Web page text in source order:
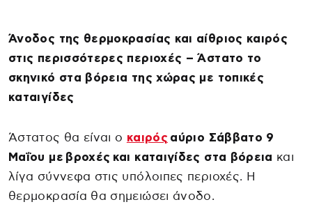
Άνοδος της θερμοκρασίας και αίθριος καιρός
στις περισσότερες περιοχές – Άστατο το
σκηνικό στα βόρεια της χώρας με τοπικές
καταιγίδες
Άστατος θα είναι ο καιρός αύριο Σάββατο 9
Μαΐου με βροχές και καταιγίδες στα βόρεια και
λίγα σύννεφα στις υπόλοιπες περιοχές. Η
θερμοκρασία θα σημειώσει άνοδο.